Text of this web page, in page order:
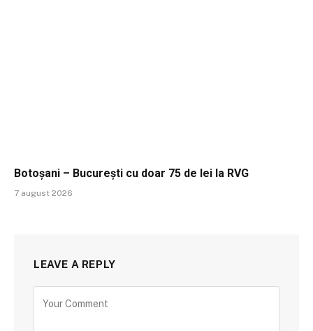
Botoșani – București cu doar 75 de lei la RVG
7 august 2026
LEAVE A REPLY